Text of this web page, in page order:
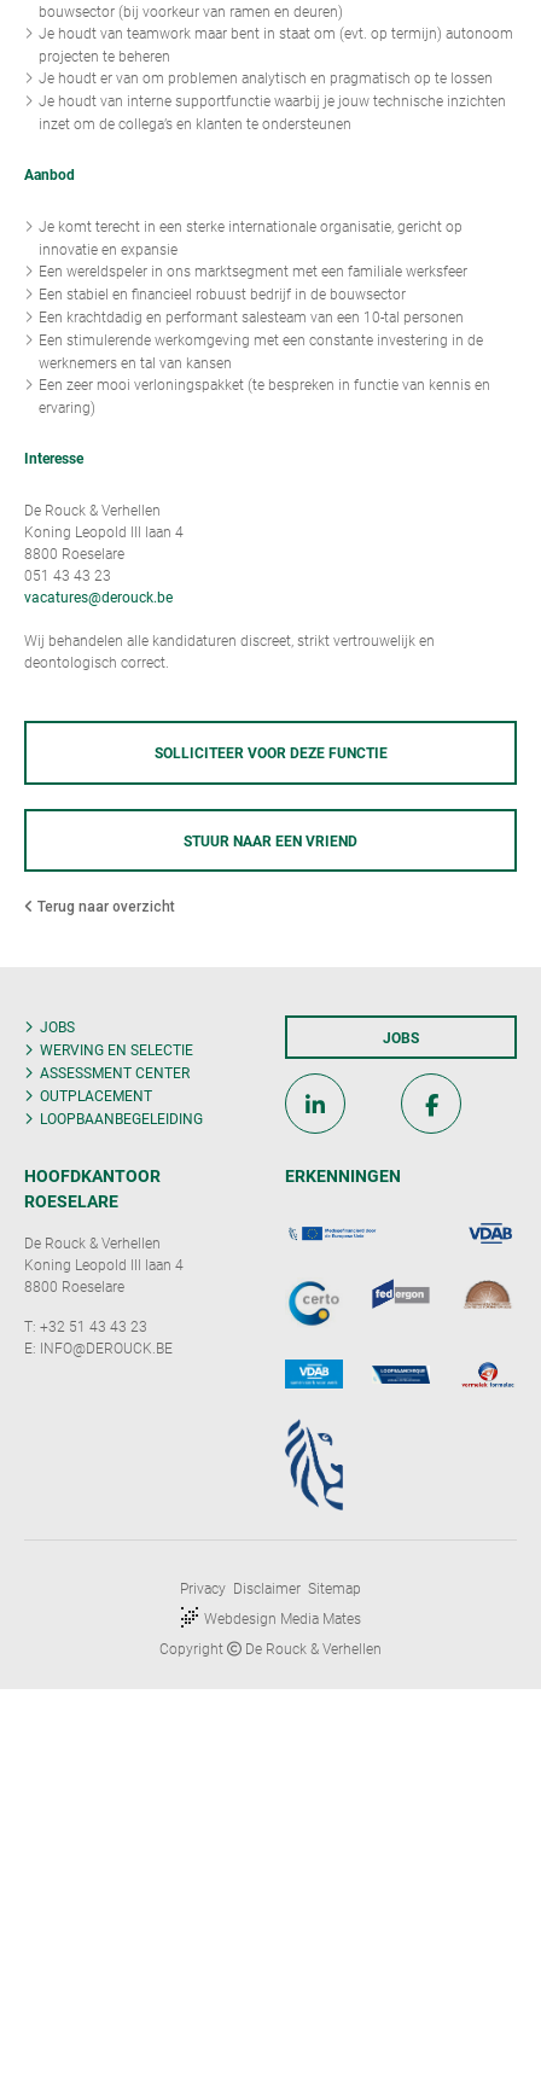
bouwsector (bij voorkeur van ramen en deuren)
Je houdt van teamwork maar bent in staat om (evt. op termijn) autonoom
projecten te beheren
Je houdt er van om problemen analytisch en pragmatisch op te lossen
Je houdt van interne supportfunctie waarbij je jouw technische inzichten
inzet om de collega’s en klanten te ondersteunen
Aanbod
Je komt terecht in een sterke internationale organisatie, gericht op
innovatie en expansie
Een wereldspeler in ons marktsegment met een familiale werksfeer
Een stabiel en financieel robuust bedrijf in de bouwsector
Een krachtdadig en performant salesteam van een 10-tal personen
Een stimulerende werkomgeving met een constante investering in de
werknemers en tal van kansen
Een zeer mooi verloningspakket (te bespreken in functie van kennis en
ervaring)
Interesse
De Rouck & Verhellen
Koning Leopold III laan 4
8800 Roeselare
051 43 43 23
vacatures@derouck.be
Wij behandelen alle kandidaturen discreet, strikt vertrouwelijk en
deontologisch correct.
SOLLICITEER VOOR DEZE FUNCTIE
STUUR NAAR EEN VRIEND
Terug naar overzicht
JOBS
WERVING EN SELECTIE
ASSESSMENT CENTER
OUTPLACEMENT
LOOPBAANBEGELEIDING
JOBS
HOOFDKANTOOR
ROESELARE
De Rouck & Verhellen
Koning Leopold III laan 4
8800 Roeselare
T: +32 51 43 43 23
E: INFO@DEROUCK.BE
ERKENNINGEN
Privacy Disclaimer Sitemap
Webdesign Media Mates
Copyright
De Rouck & Verhellen